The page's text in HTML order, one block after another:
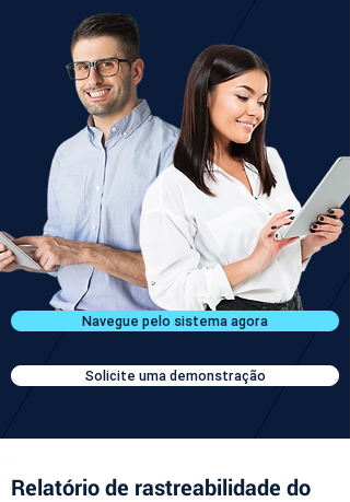
Navegue pelo sistema agora
Solicite uma demonstração
Relatório de rastreabilidade do